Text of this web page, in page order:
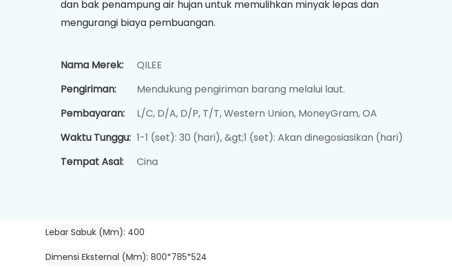
dan bak penampung air hujan untuk memulihkan minyak lepas dan
mengurangi biaya pembuangan.
Nama Merek:
QILEE
Pengiriman:
Mendukung pengiriman barang melalui laut.
Pembayaran:
L/C, D/A, D/P, T/T, Western Union, MoneyGram, OA
Waktu Tunggu: 1-1 (set): 30 (hari), &gt;1 (set): Akan dinegosiasikan (hari)
Tempat Asal:
Cina
Lebar Sabuk (mm) 400
Dimensi Eksternal (mm) 800*785*524